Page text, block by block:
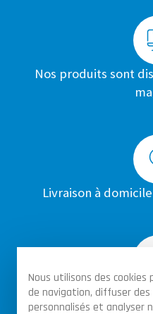
Nous utilisons des
de navigation, diffuser
personnalisés et analyser
Nos produits sont
Livraison à
Achats sécurisés par